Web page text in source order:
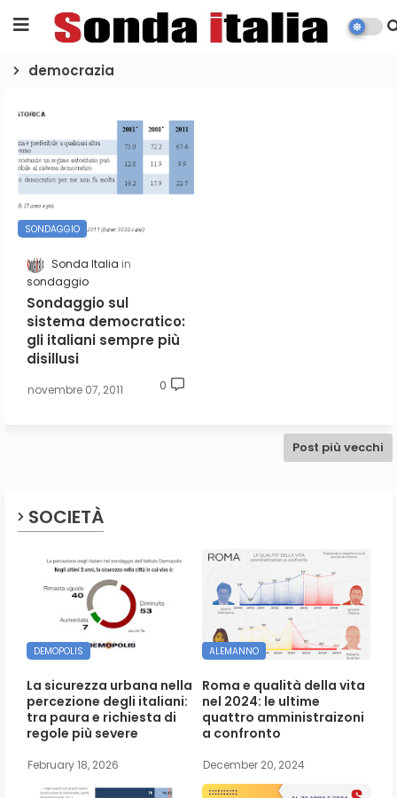
democrazia
SONDAGGIO
Sonda Italia
sondaggio
Sondaggio sul
sistema democratico:
gli italiani sempre più
disillusi
novembre 07, 2011 0
Post più vecchi
SOCIETÀ
DEMOPOLIS
La sicurezza urbana nella
percezione degli italiani:
tra paura e richiesta di
regole più severe
February 18, 2026
ALEMANNO
Roma e qualità della vita
nel 2024: le ultime
quattro amministraizoni
a confronto
December 20, 2024